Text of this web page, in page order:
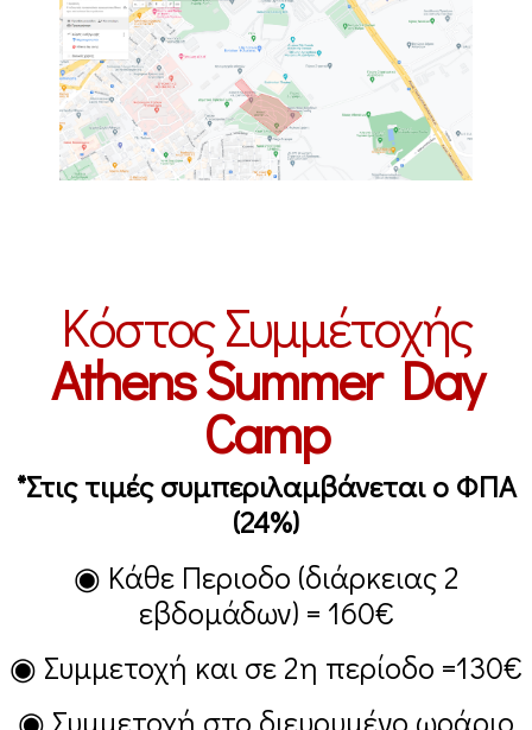
Κόστος Συμμέτοχής
Athens Summer Day
Camp
*Στις τιμές συμπεριλαμβάνεται ο ΦΠΑ
(24%)
◉ Κάθε Περιοδο (διάρκειας 2
εβδομάδων) = 160€
◉ Συμμετοχή και σε 2η περίοδο =130€